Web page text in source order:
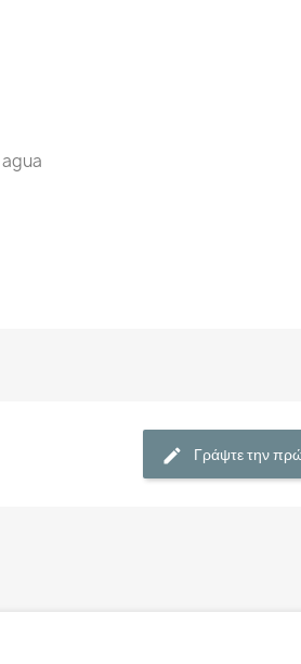
Γράψτε την